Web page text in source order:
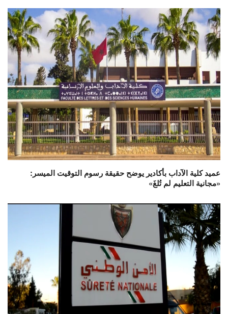
عميد كلية الآداب بأكادير يوضح حقيقة رسوم التوقيت الميسر:
«مجانية التعليم لم تُلغَ»